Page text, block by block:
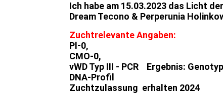
Ich habe am 15.03.2023 das
Dream Tecono & Perperunia
Zuchtrelevante Angaben:
Pl-0,
CMO-0,
vWD Typ III - PCR Ergebnis:
DNA-Profil
Zuchtzulassung erhalten 2024